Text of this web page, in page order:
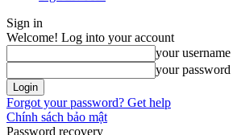
Sign in
Welcome! Log into your account
your username
your password
Forgot your password? Get help
Chính sách bảo mật
Password recovery